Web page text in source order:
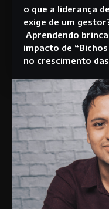
o que a liderança
exige de um
Aprendendo
impacto de
no crescimento